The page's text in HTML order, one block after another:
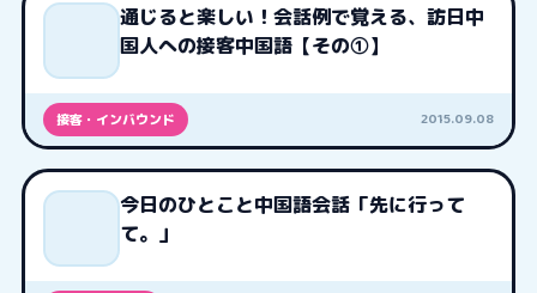
通じると楽しい！会話例で覚える、訪日中
国人への接客中国語【その①】
接客・インバウンド 2015.09.08
今日のひとこと中国語会話「先に行って
て。」